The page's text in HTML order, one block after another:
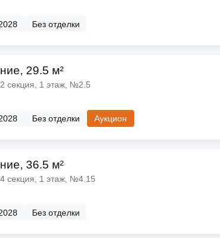
Без отделки
29.5 м²
секция, 1 этаж, №2.5
Без отделки Аукцион
36.5 м²
секция, 1 этаж, №4.15
Без отделки